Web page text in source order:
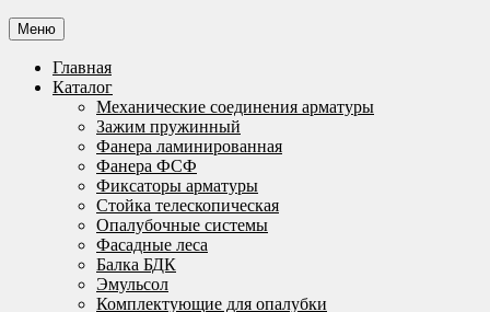
Меню
Главная
Каталог
Механические соединения арматуры
Зажим пружинный
Фанера ламинированная
Фанера ФСФ
Фиксаторы арматуры
Стойка телескопическая
Опалубочные системы
Фасадные леса
Балка БДК
Эмульсол
Комплектующие для опалубки